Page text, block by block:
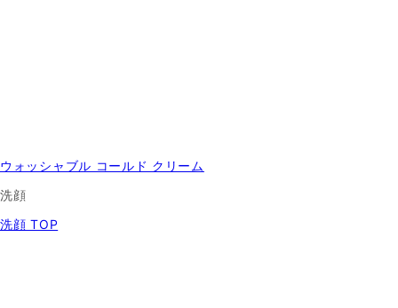
ウォッシャブル コールド クリーム
洗顔
洗顔 TOP